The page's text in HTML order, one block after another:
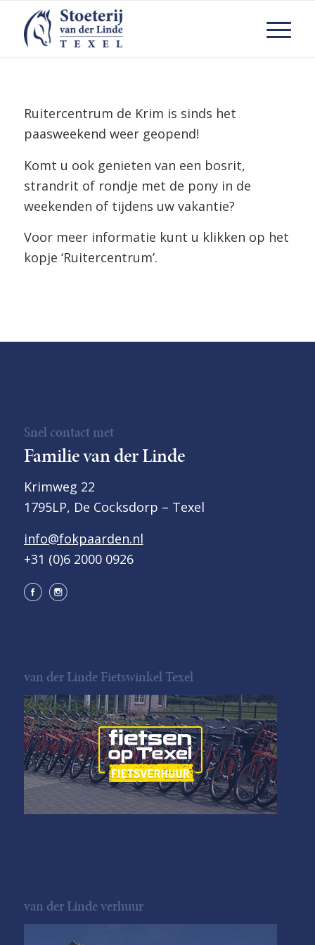
Ruitercentrum de Krim is sinds het
paasweekend weer geopend!
Komt u ook genieten van een bosrit,
strandrit of rondje met de pony in de
weekenden of tijdens uw vakantie?
Voor meer informatie kunt u klikken op het
kopje ‘Ruitercentrum’.
Snel contact met
Familie van der Linde
Krimweg 22
1795LP, De Cocksdorp – Texel
info@fokpaarden.nl
+31 (0)6 2000 0926
van der Linde Fietswinkel Texel
van der Linde verhuur